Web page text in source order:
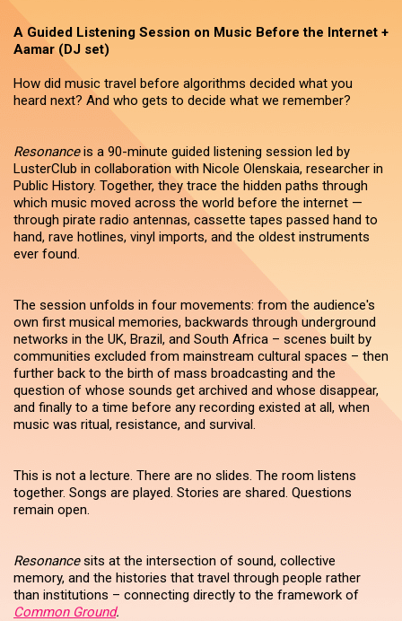
A Guided Listening Session on Music Before the Internet +
Aamar (DJ set)
How did music travel before algorithms decided what you
heard next? And who gets to decide what we remember?
Resonanceis a 90-minute guided listening session led by
LusterClub in collaboration with Nicole Olenskaia, researcher in
Public History. Together, they trace the hidden paths through
which music moved across the world before the internet —
through pirate radio antennas, cassette tapes passed hand to
hand, rave hotlines, vinyl imports, and the oldest instruments
ever found.
The session unfolds in four movements: from the audience's
own first musical memories, backwards through underground
networks in the UK, Brazil, and South Africa – scenes built by
communities excluded from mainstream cultural spaces – then
further back to the birth of mass broadcasting and the
question of whose sounds get archived and whose disappear,
and finally to a time before any recording existed at all, when
music was ritual, resistance, and survival.
This is not a lecture. There are no slides. The room listens
together. Songs are played. Stories are shared. Questions
remain open.
Resonancesits at the intersection of sound, collective
memory, and the histories that travel through people rather
than institutions – connecting directly to the framework of
Common Ground.